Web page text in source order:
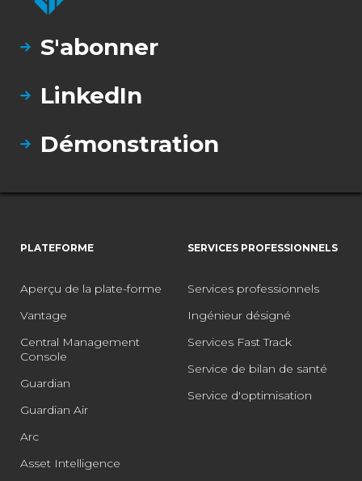
S'abonner
LinkedIn
Démonstration
PLATEFORME
Aperçu de la plate-forme
Vantage
Central Management
Console
Guardian
Guardian Air
Arc
Asset Intelligence
SERVICES PROFESSIONNELS
Services professionnels
Ingénieur désigné
Services Fast Track
Service de bilan de santé
Service d'optimisation